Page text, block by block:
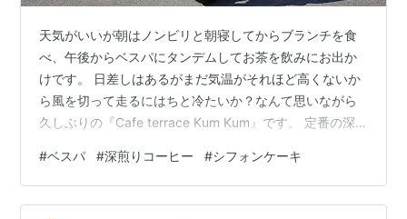
天気がいいが朝はノンビリと朝寝してからブランチを食
べ、午後からベスパにタンデムしてお茶を飲みにお出か
けです。 日差しはあるがまだ気温がそれほど高くないか
ら風を切って走るにはちと冷たいか？なんて思いながら
久しぶりの『Cafe terrace Kum Kum』です。 定番の深
もリーズナブルで嬉しい。 窓の外にはお店のワンちゃん
がベスパにイタズラする人がいないか監視してくれてい
ます･･･。そんな訳ないか（笑） 本日の走行距離：約
#ベスパ #深煎りコーヒー #シフォンケーキ